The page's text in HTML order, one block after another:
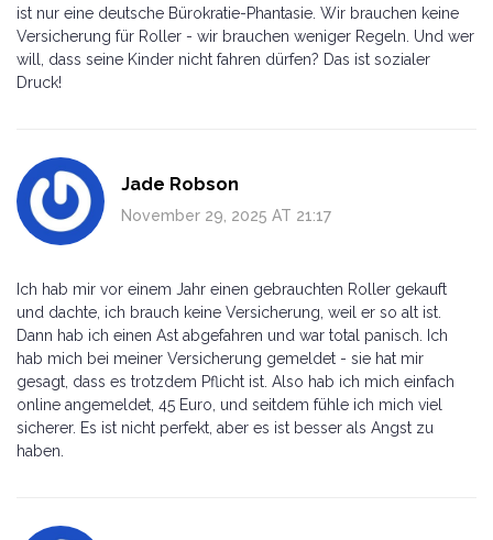
ist nur eine deutsche Bürokratie-Phantasie. Wir brauchen keine
Versicherung für Roller - wir brauchen weniger Regeln. Und wer
will, dass seine Kinder nicht fahren dürfen? Das ist sozialer
Druck!
Jade Robson
November 29, 2025 AT 21:17
Ich hab mir vor einem Jahr einen gebrauchten Roller gekauft
und dachte, ich brauch keine Versicherung, weil er so alt ist.
Dann hab ich einen Ast abgefahren und war total panisch. Ich
hab mich bei meiner Versicherung gemeldet - sie hat mir
gesagt, dass es trotzdem Pflicht ist. Also hab ich mich einfach
online angemeldet, 45 Euro, und seitdem fühle ich mich viel
sicherer. Es ist nicht perfekt, aber es ist besser als Angst zu
haben.